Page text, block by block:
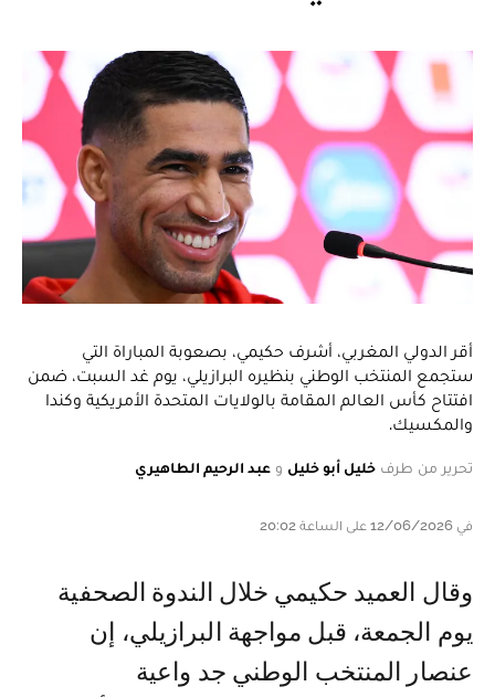
أقر الدولي المغربي، أشرف حكيمي، بصعوبة المباراة التي
ستجمع المنتخب الوطني بنظيره البرازيلي، يوم غد السبت، ضمن
افتتاح كأس العالم المقامة بالولايات المتحدة الأمريكية وكندا
والمكسيك.
تحرير من طرف خليل أبو خليل و عبد الرحيم الطاهيري
في 12/06/2026 على الساعة 20:02
وقال العميد حكيمي خلال الندوة الصحفية
يوم الجمعة، قبل مواجهة البرازيلي، إن
عنصار المنتخب الوطني جد واعية